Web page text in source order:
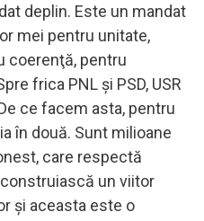
deplin. Este un mandat
mei pentru unitate,
coerenţă, pentru
frica PNL şi PSD, USR
ce facem asta, pentru
în două. Sunt milioane
care respectă
un viitor
şi aceasta este o